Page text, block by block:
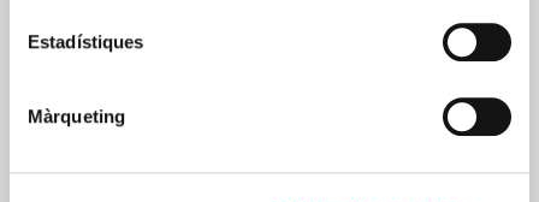
Estadístiques
Màrqueting